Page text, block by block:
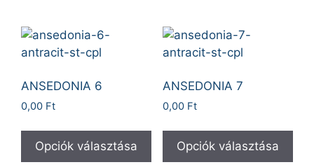
ANSEDONIA 6
0,00 Ft
Opciók választása
ANSEDONIA 7
0,00 Ft
Opciók választása